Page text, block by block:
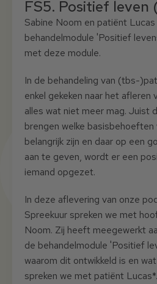
FS5. Positief leven
Sabine Noom en patiënt
behandelmodule 'Positief
met deze module.
In de behandeling van (tbs-
enkel gekeken naar het afleren
alles wat niet meer mag. Juist
brengen welke basisbehoeften
belangrijk zijn en daar op een
aan te geven, wordt er een
iemand opgezet.
In deze aflevering van onze
Spreekuur spreken we met
Noom. Zij heeft meegewerkt
de behandelmodule 'Positief
waarom dit ontwikkeld is en
spreken we met patiënt